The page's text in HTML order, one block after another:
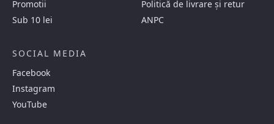
Promotii
Sub 10 lei
Politică de livrare și retur
ANPC
SOCIAL MEDIA
Facebook
Instagram
YouTube